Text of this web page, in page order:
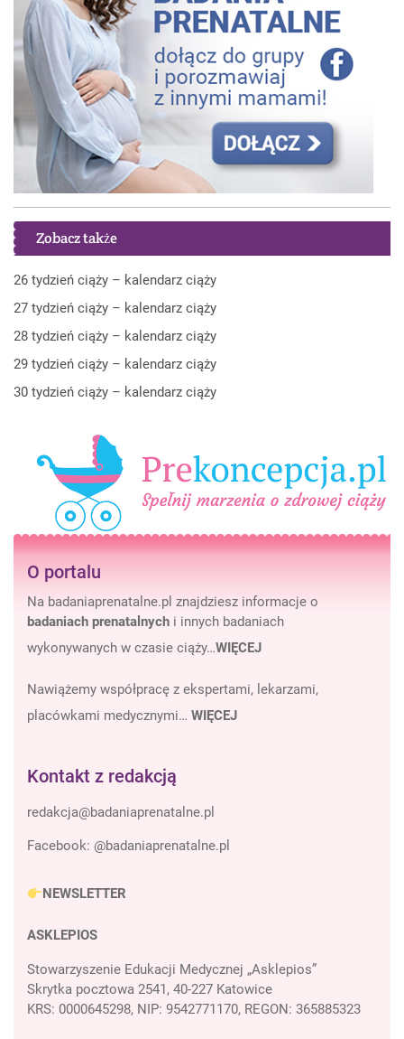
Zobacz także
26 tydzień ciąży – kalendarz ciąży
27 tydzień ciąży – kalendarz ciąży
28 tydzień ciąży – kalendarz ciąży
29 tydzień ciąży – kalendarz ciąży
30 tydzień ciąży – kalendarz ciąży
O portalu
Na badaniaprenatalne.pl znajdziesz informacje o
badaniach prenatalnych i innych badaniach
wykonywanych w czasie ciąży…WIĘCEJ
Nawiążemy współpracę z ekspertami, lekarzami,
placówkami medycznymi… WIĘCEJ
Kontakt z redakcją
Facebook: @badaniaprenatalne.pl
NEWSLETTER
ASKLEPIOS
Stowarzyszenie Edukacji Medycznej „Asklepios”
Skrytka pocztowa 2541, 40-227 Katowice
KRS: 0000645298, NIP: 9542771170, REGON: 365885323